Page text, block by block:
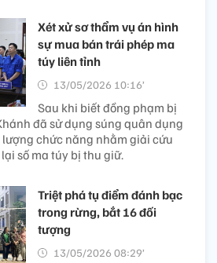
Xét xử sơ thẩm vụ án hình
sự mua bán trái phép ma
túy liên tỉnh
13/05/2026 10:16’
Sau khi biết đồng phạm bị
đã sử dụng súng quân dụng
chức năng nhằm giải cứu
số ma túy bị thu giữ.
Triệt phá tụ điểm đánh bạc
trong rừng, bắt 16 đối
tượng
13/05/2026 08:29’